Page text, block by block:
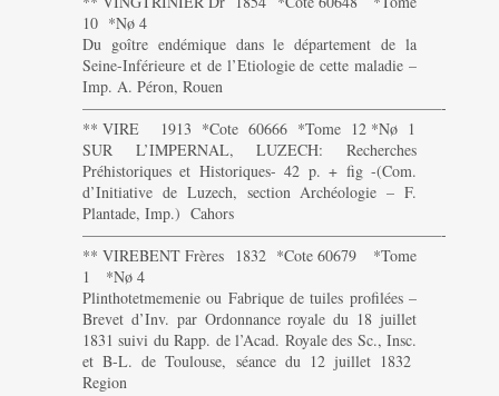
10 *Nø 4
Du goître endémique dans le département de la
Seine-Inférieure et de l’Etiologie de cette maladie –
Imp. A. Péron, Rouen
———————————————————————-
** VIRE 1913 *Cote 60666 *Tome 12 *Nø 1
SUR L’IMPERNAL, LUZECH: Recherches
Préhistoriques et Historiques- 42 p. + fig -(Com.
d’Initiative de Luzech, section Archéologie – F.
Plantade, Imp.) Cahors
———————————————————————-
** VIREBENT Frères 1832 *Cote 60679 *Tome
1 *Nø 4
Plinthotetmemenie ou Fabrique de tuiles profilées –
Brevet d’Inv. par Ordonnance royale du 18 juillet
1831 suivi du Rapp. de l’Acad. Royale des Sc., Insc.
et B-L. de Toulouse, séance du 12 juillet 1832
Region